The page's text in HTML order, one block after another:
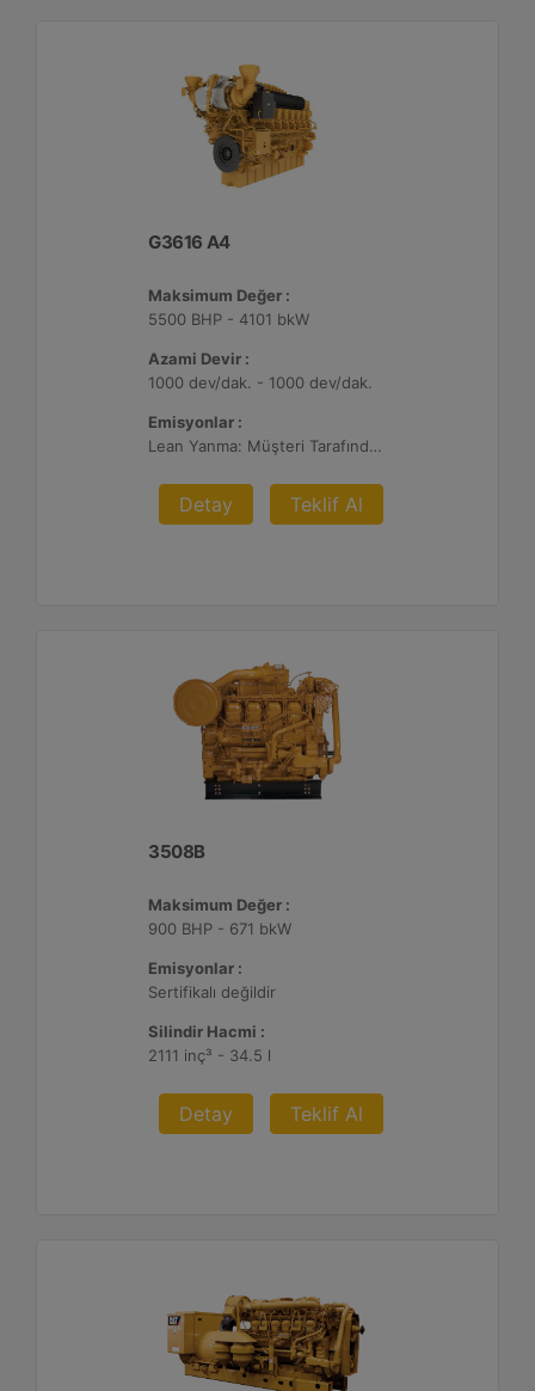
G3616 A4
Maksimum Değer :
5500 BHP - 4101 bkW
Azami Devir :
1000 dev/dak. - 1000 dev/dak.
Emisyonlar :
Lean Yanma: Müşteri Tarafından Sağlanan Atık Arıtma ile NSPS Saha Uyumluluğuna Sahiptir, 0,3 g ve 0,5 g/bhp-sa. NOx
Detay Teklif Al
3508B
Maksimum Değer :
900 BHP - 671 bkW
Emisyonlar :
Sertifikalı değildir
Silindir Hacmi :
2111 inç³ - 34.5 l
Detay Teklif Al